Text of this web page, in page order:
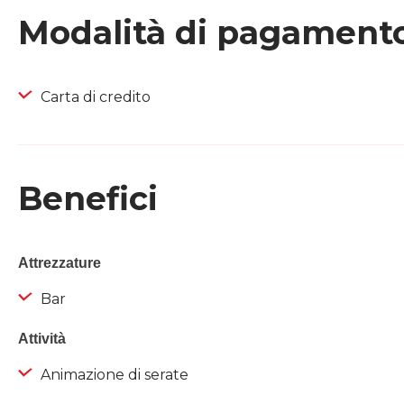
Modalità di
Carta di credito
Benefici
Attrezzature
Bar
Attività
Animazione di serate